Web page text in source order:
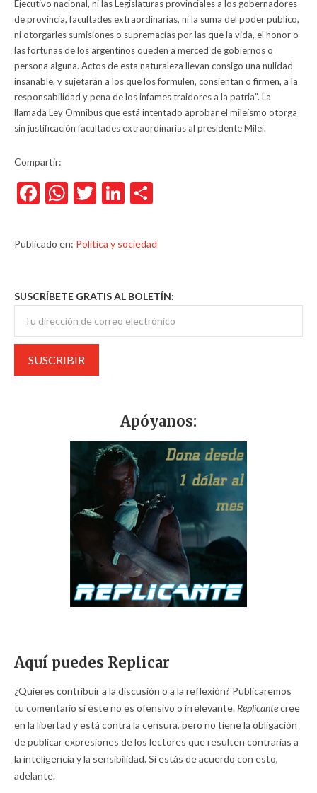
Ejecutivo nacional, ni las Legislaturas provinciales a los gobernadores
de provincia, facultades extraordinarias, ni la suma del poder público,
ni otorgarles sumisiones o supremacías por las que la vida, el honor o
las fortunas de los argentinos queden a merced de gobiernos o
persona alguna. Actos de esta naturaleza llevan consigo una nulidad
insanable, y sujetarán a los que los formulen, consientan o firmen, a la
responsabilidad y pena de los infames traidores a la patria”. La
llamada Ley Ómnibus que está intentado aprobar el mileísmo otorga
sin justificación facultades extraordinarias al presidente Milei.
Compartir:
Facebook
WhatsApp
TwitterLinkedIn
Publicado en: Política y sociedad
SUSCRÍBETE GRATIS AL BOLETÍN:
Apóyanos:
Aquí puedes Replicar
¿Quieres contribuir a la discusión o a la reflexión? Publicaremos
tu comentario si éste no es ofensivo o irrelevante. Replicantecree
en la libertad y está contra la censura, pero no tiene la obligación
de publicar expresiones de los lectores que resulten contrarias a
la inteligencia y la sensibilidad. Si estás de acuerdo con esto,
adelante.